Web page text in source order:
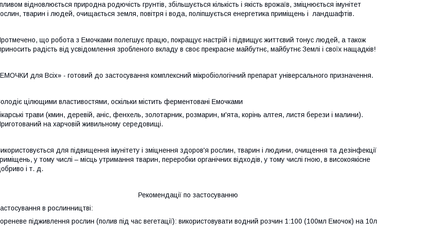
відновлюється природна родючість грунтів, збільшується кількість і якість врожаїв, зміцнюється імунітет
тварин і людей, очищається земля, повітря і вода, поліпшується енергетика приміщень і ландшафтів.
тмечено, що робота з Емочками полегшує працю, покращує настрій і підвищує життєвий тонус людей, а також
радість від усвідомлення зробленого вкладу в своє прекрасне майбутнє, майбутнє Землі і своїх нащадків!
для Всіх» - готовий до застосування комплексний мікробіологічний препарат універсального призначення.
цілющими властивостями, оскільки містить ферментовані Емочками
трави (кмин, деревій, аніс, фенхель, золотарник, розмарин, м'ята, корінь алтея, листя берези і малини).
на харчовій живильному середовищі.
для підвищення імунітету і зміцнення здоров'я рослин, тварин і людини, очищення та дезінфекції
у тому числі – місць утримання тварин, переробки органічних відходів, у тому числі гною, в високоякісне
і т. д.
Рекомендації по застосуванню
в рослинництві:
підживлення рослин (полив під час вегетації): використовувати водний розчин 1:100 (100мл Емочок) на 10л